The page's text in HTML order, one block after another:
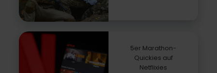
5er Marathon-
Quickies auf
Netflixies